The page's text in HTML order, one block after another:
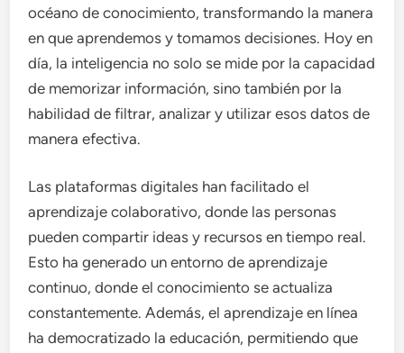
océano de conocimiento, transformando la manera
en que aprendemos y tomamos decisiones. Hoy en
día, la inteligencia no solo se mide por la capacidad
de memorizar información, sino también por la
habilidad de filtrar, analizar y utilizar esos datos de
manera efectiva.
Las plataformas digitales han facilitado el
aprendizaje colaborativo, donde las personas
pueden compartir ideas y recursos en tiempo real.
Esto ha generado un entorno de aprendizaje
continuo, donde el conocimiento se actualiza
constantemente. Además, el aprendizaje en línea
ha democratizado la educación, permitiendo que